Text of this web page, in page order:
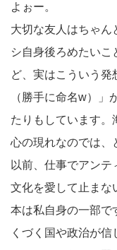
よぉー。
大切な友人はちゃん
シ自身後ろめたいこ
ど、実はこういう発
（勝手に命名w）」
たりもしています。
心の現れなのでは、
以前、仕事でアン
文化を愛して止まな
本は私自身の一部で
くづく国や政治が